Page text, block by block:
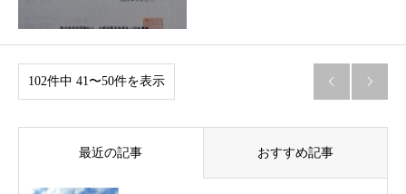
102件中 41〜50件を表示  
最近の記事 おすすめ記事